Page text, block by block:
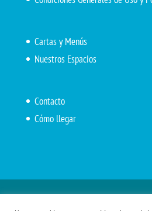
Cartas y Menús
Nuestros Espacios
Contacto
Cómo llegar